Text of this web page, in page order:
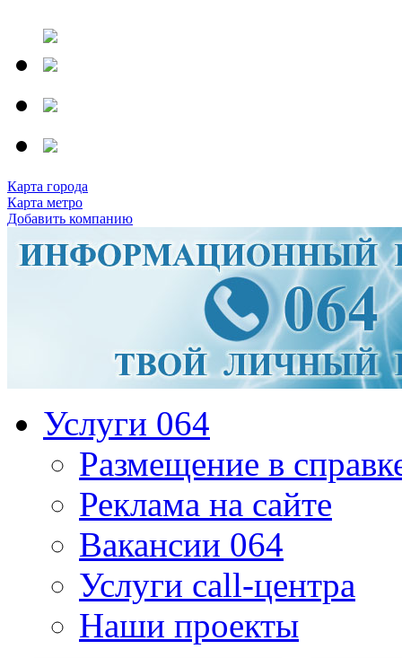
Карта города
Карта метро
Добавить компанию
Услуги 064
Размещение в
Реклама на сайте
Вакансии 064
Услуги call-центра
Наши проекты